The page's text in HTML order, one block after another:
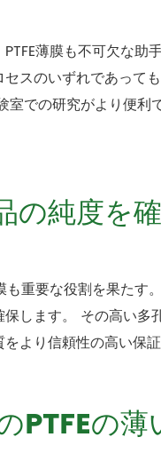
薄膜も不可欠な
スのいずれであって
室での研究がより便
の純度を
も重要な役割を果た
します。 その高い
より信頼性の高い保証
PTFEの